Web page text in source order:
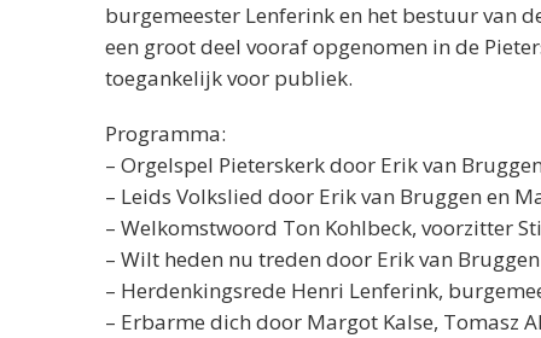
burgemeester Lenferink en het bestuur van
een groot deel vooraf opgenomen in de
toegankelijk voor publiek.
Programma:
– Orgelspel Pieterskerk door Erik van
– Leids Volkslied door Erik van Bruggen en
– Welkomstwoord Ton Kohlbeck, voorzitter
– Wilt heden nu treden door Erik van Bruggen
– Herdenkingsrede Henri Lenferink,
– Erbarme dich door Margot Kalse, Tomasz